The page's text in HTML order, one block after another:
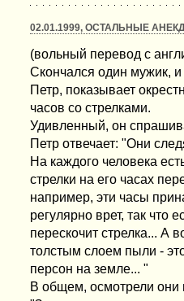
02.01.1999, ОСТАЛЬНЫЕ
(вольный перевод с
Скончался один мужик, и
Петр, показывает
часов со стрелками.
Удивленный, он
Петр отвечает: "Они
На каждого человека
стрелки на его часах
например, эти часы
регулярно врет, так что
перескочит стрелка... А
толстым слоем пыли -
персон на земле... "
В общем, осмотрели они